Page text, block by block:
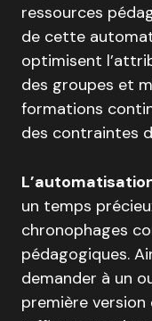
ressources
de cette
optimisent
des groupes et
formations
des contraintes
un temps
chronophages
pédagogiques.
demander à un
première version